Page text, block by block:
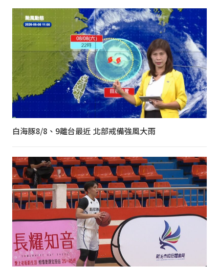
白海豚8/8、9離台最近 北部戒備強風大雨